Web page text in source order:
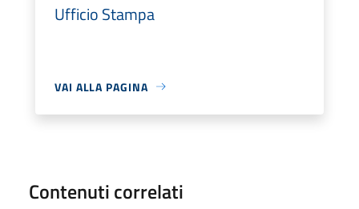
Ufficio Stampa
VAI ALLA PAGINA
Contenuti correlati